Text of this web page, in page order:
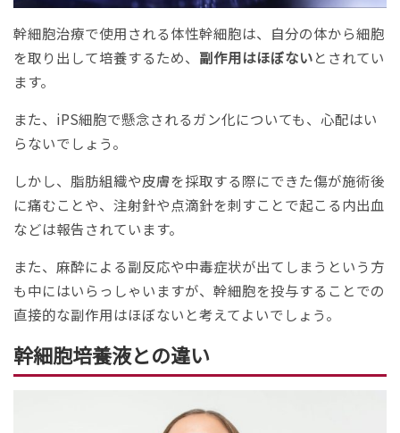
幹細胞治療で使用される体性幹細胞は、自分の体から細胞
を取り出して培養するため、 副作用はほぼないとされてい
ます。
また、iPS細胞で懸念されるガン化についても、心配はい
らないでしょう。
しかし、脂肪組織や皮膚を採取する際にできた傷が施術後
に痛むことや、注射針や点滴針を刺すことで起こる内出血
などは報告されています。
また、麻酔による副反応や中毒症状が出てしまうという方
も中にはいらっしゃいますが、幹細胞を投与することでの
直接的な副作用はほぼないと考えてよいでしょう。
幹細胞培養液との違い